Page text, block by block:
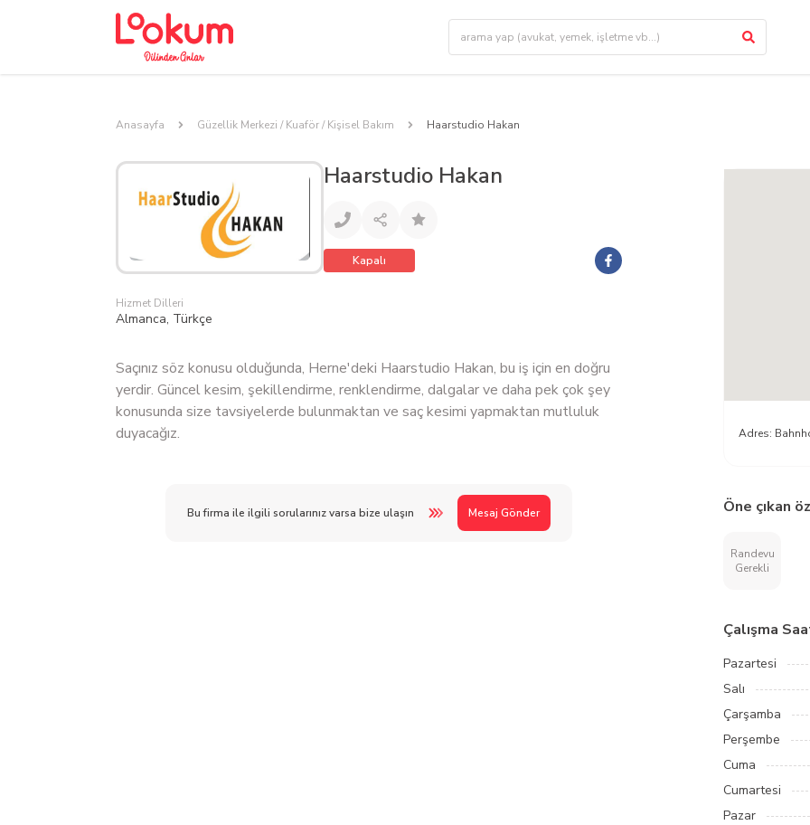
Anasayfa Güzellik Merkezi / Kuaför / Kişisel Bakım Haarstudio Hakan
Haarstudio Hakan
Kapalı
Hizmet Dilleri
Almanca, Türkçe
Saçınız söz konusu olduğunda, Herne'deki Haarstudio Hakan, bu iş için en doğru
yerdir. Güncel kesim, şekillendirme, renklendirme, dalgalar ve daha pek çok şey
konusunda size tavsiyelerde bulunmaktan ve saç kesimi yapmaktan mutluluk
duyacağız.
Bu firma ile ilgili sorularınız varsa bize ulaşın Mesaj Gönder
Adres:
Öne çıkan
Randevu
Gerekli
Çalışma
Pazartesi
Salı
Çarşamba
Perşembe
Cuma
Cumartesi
Pazar